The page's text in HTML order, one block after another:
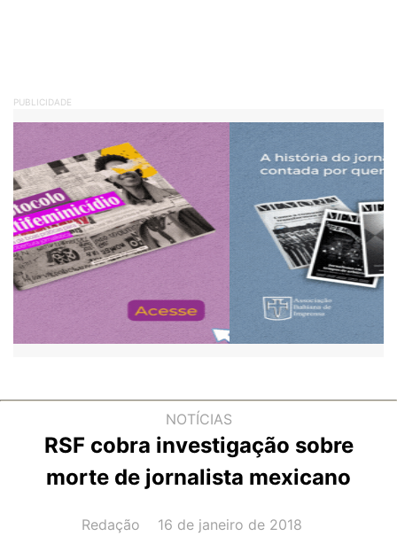
PUBLICIDADE
NOTÍCIAS
RSF cobra investigação sobre
morte de jornalista mexicano
AUTOR(A):
Redação DATA:
16 de janeiro de 2018